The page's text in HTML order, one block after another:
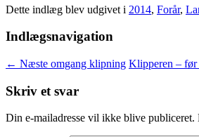
Dette indlæg blev udgivet i 2014, Forår,
Indlægsnavigation
← Næste omgang klipning Klipperen – før
Skriv et svar
Din e-mailadresse vil ikke blive publiceret.